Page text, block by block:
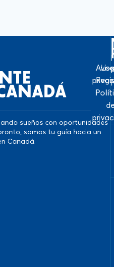
sueños con oportunidades
somos tu guía hacia un
Canadá.